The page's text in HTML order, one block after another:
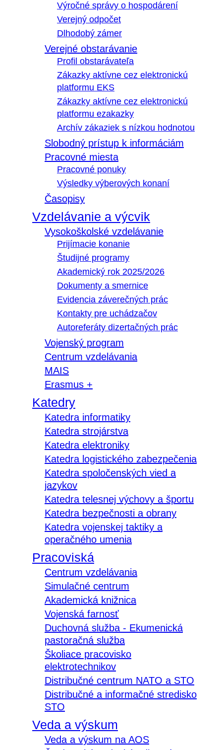
Výročné správy o hospodárení
Verejný odpočet
Dlhodobý zámer
Verejné obstarávanie
Profil obstarávateľa
Zákazky aktívne cez elektronickú
platformu EKS
Zákazky aktívne cez elektronickú
platformu ezakazky
Archív zákaziek s nízkou hodnotou
Slobodný prístup k informáciám
Pracovné miesta
Pracovné ponuky
Výsledky výberových konaní
Časopisy
Vzdelávanie a výcvik
Vysokoškolské vzdelávanie
Prijímacie konanie
Študijné programy
Akademický rok 2025/2026
Dokumenty a smernice
Evidencia záverečných prác
Kontakty pre uchádzačov
Autoreferáty dizertačných prác
Vojenský program
Centrum vzdelávania
MAIS
Erasmus +
Katedry
Katedra informatiky
Katedra strojárstva
Katedra elektroniky
Katedra logistického zabezpečenia
Katedra spoločenských vied a
jazykov
Katedra telesnej výchovy a športu
Katedra bezpečnosti a obrany
Katedra vojenskej taktiky a
operačného umenia
Pracoviská
Centrum vzdelávania
Simulačné centrum
Akademická knižnica
Vojenská farnosť
Duchovná služba - Ekumenická
pastoračná služba
Školiace pracovisko
elektrotechnikov
Distribučné centrum NATO a STO
Distribučné a informačné stredisko
STO
Veda a výskum
Veda a výskum na AOS